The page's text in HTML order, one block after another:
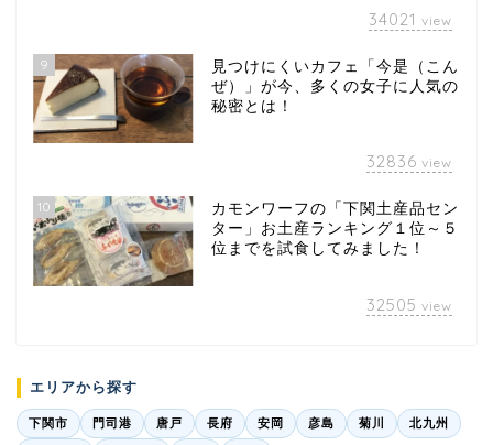
34021 view
9
見つけにくいカフェ「今是（こん
ぜ）」が今、多くの女子に人気の
秘密とは！
32836 view
10
カモンワーフの「下関土産品セン
ター」お土産ランキング１位～５
位までを試食してみました！
32505 view
エリアから探す
下関市 門司港 唐戸 長府 安岡 彦島 菊川 北九州